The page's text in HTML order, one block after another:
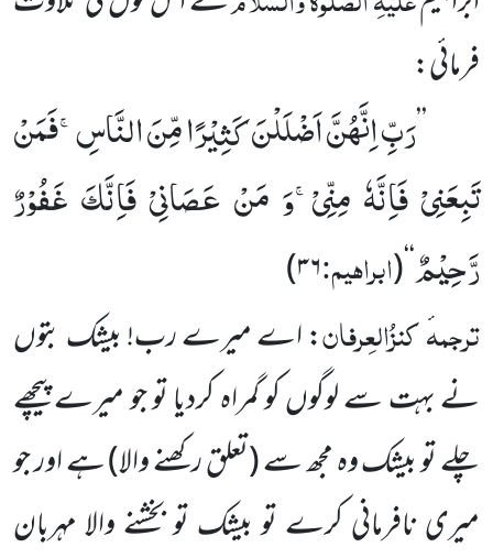
فرمائی:
’’رَبِّ اِنَّهُنَّ اَضْلَلْنَ كَثِیْرًا مِّنَ النَّاسِۚ-فَمَنْ
تَبِعَنِیْ فَاِنَّهٗ مِنِّیْۚ-وَ مَنْ عَصَانِیْ فَاِنَّكَ غَفُوْرٌ
رَّحِیْمٌ‘‘
(ابراہیم:۳۶)
ترجمہکنزُالعِرفان: اے میرے رب! بیشک بتوں
نے بہت سے لوگوں کو گمراہ کردیا تو جو میرے پیچھے
چلے تو بیشک وہ مجھ سے(تعلق رکھنے والا)ہے اور جو
میری نافرمانی کرے تو بیشک تو بخشنے والا مہربان